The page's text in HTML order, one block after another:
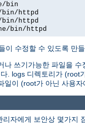
bin
bin/httpd
bin/httpd
bin/httpd
이 수정할 수 있도록 만
나 쓰기가능한 파일을
. logs 디렉토리가
일이 (root가 아닌 사용
자에게 보안상 몇가지